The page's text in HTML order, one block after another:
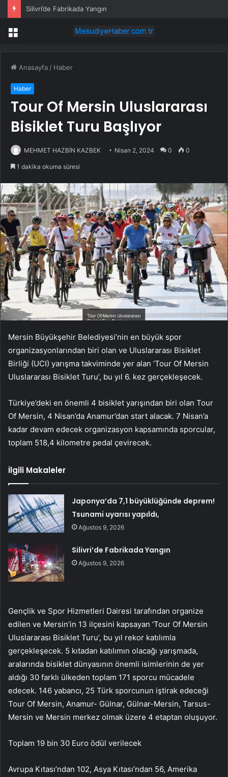
Silivri’de Fabrikada Yangın
Menü
Anasayfa / Haber
Haber
Tour Of Mersin Uluslararası
Bisiklet Turu Başlıyor
MEHMET HAZBİN KAZBEK Nisan 2, 2024 0 0
1 dakika okuma süresi
Mersin Büyükşehir Belediyesi’nin en büyük spor
organizasyonlarından biri olan ve Uluslararası Bisiklet
Birliği (UCI) yarışma takviminde yer alan ‘Tour Of Mersin
Uluslararası Bisiklet Turu’, bu yıl 6. kez gerçekleşecek.
Türkiye’deki en önemli 4 bisiklet yarışından biri olan Tour
Of Mersin, 4 Nisan’da Anamur’dan start alacak. 7 Nisan’a
kadar devam edecek organizasyon kapsamında sporcular,
toplam 518,4 kilometre pedal çevirecek.
İlgili Makaleler
Japonya’da 7,1 büyüklüğünde deprem!
Tsunami uyarısı yapıldı,
Ağustos 9, 2026
Silivri’de Fabrikada Yangın
Ağustos 9, 2026
Gençlik ve Spor Hizmetleri Dairesi tarafından organize
edilen ve Mersin’in 13 ilçesini kapsayan ‘Tour Of Mersin
Uluslararası Bisiklet Turu’, bu yıl rekor katılımla
gerçekleşecek. 5 kıtadan katılımın olacağı yarışmada,
aralarında bisiklet dünyasının önemli isimlerinin de yer
aldığı 30 farklı ülkeden toplam 171 sporcu mücadele
edecek. 146 yabancı, 25 Türk sporcunun iştirak edeceği
Tour Of Mersin, Anamur- Gülnar, Gülnar-Mersin, Tarsus-
Mersin ve Mersin merkez olmak üzere 4 etaptan oluşuyor.
Toplam 19 bin 30 Euro ödül verilecek
Avrupa Kıtası’ndan 102, Asya Kıtası’ndan 56, Amerika